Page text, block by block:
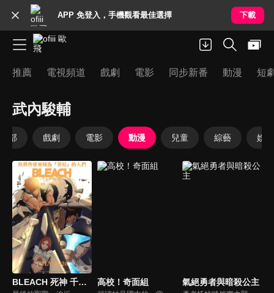
APP 免登入，手機觀看最佳選擇 下載
推薦 電視頻道 戲劇 電影 同步新番 動漫 短
武內駿輔
全部 戲劇 電影 動漫 兒童 綜藝 娛樂
BLEACH 死神 千年血戰篇-禍進譚- 高校！奇面組 氣絕勇者與暗殺公主